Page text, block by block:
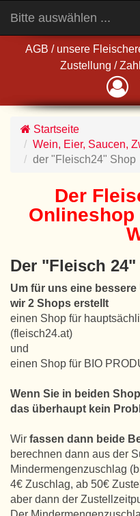
AGB / unsere
Zustellung /
Bitte auswählen ...
Startseite
Wein, Eier, Saucen,
der "Fleisch24" Shop
Der
Der "Fleisch
Um für uns eine
wir 2 Shops erstellt
einen Shop für
(fleisch24.at)
und
einen Shop für BIO
Wenn Sie in beiden
das überhaupt kein
Wir fassen dann beide
berechnen dann aus der
Mindermengenzuschlag
4€ Zuschlag, ab 50€
aber dann der